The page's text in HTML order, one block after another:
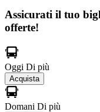
Assicurati il ​​tuo
offerte!
Oggi Di più
Acquista
Domani Di più